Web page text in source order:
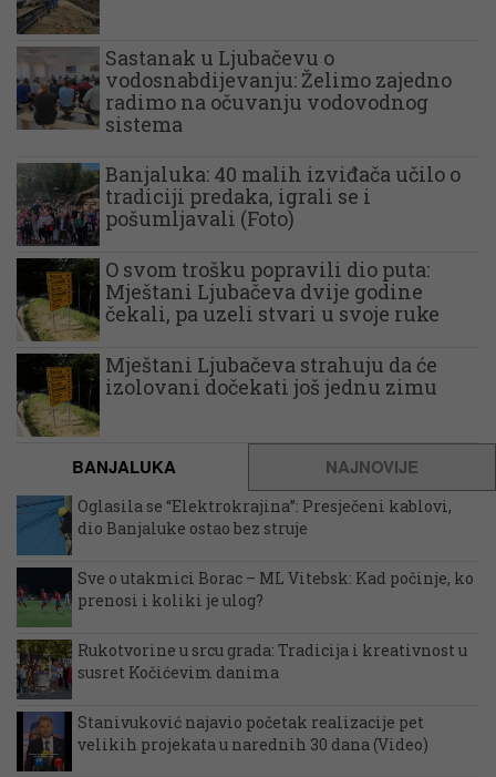
Sastanak u Ljubačevu o
vodosnabdijevanju: Želimo zajedno
radimo na očuvanju vodovodnog
sistema
Banjaluka: 40 malih izviđača učilo o
tradiciji predaka, igrali se i
pošumljavali (Foto)
O svom trošku popravili dio puta:
Mještani Ljubačeva dvije godine
čekali, pa uzeli stvari u svoje ruke
Mještani Ljubačeva strahuju da će
izolovani dočekati još jednu zimu
BANJALUKA NAJNOVIJE
Oglasila se “Elektrokrajina”: Presječeni kablovi,
dio Banjaluke ostao bez struje
Sve o utakmici Borac – ML Vitebsk: Kad počinje, ko
prenosi i koliki je ulog?
Rukotvorine u srcu grada: Tradicija i kreativnost u
susret Kočićevim danima
Stanivuković najavio početak realizacije pet
velikih projekata u narednih 30 dana (Video)